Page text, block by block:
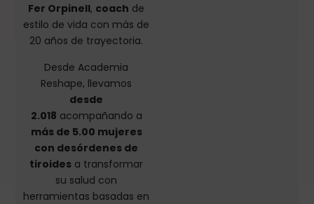
Fer Orpinell, coach de
estilo de vida con más de
20 años de trayectoria.
Desde Academia
Reshape, llevamos
desde
2.018 acompañando a
más de 5.00 mujeres
con desórdenes de
tiroides a transformar
su salud con
herramientas basadas en